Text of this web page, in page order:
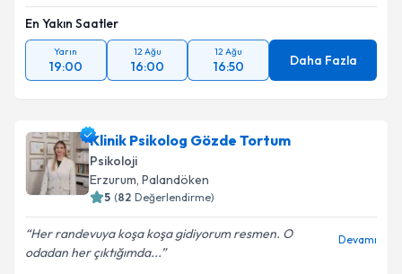
Yarın
19:00
12 Ağu
16:00
12 Ağu
16:50
Klinik Psikolog Gözde Tortum
Psikoloji
Erzurum, Palandöken
Değerlendirme)
Her randevuya koşa koşa gidiyorum resmen. O
odadan her çıktığımda...